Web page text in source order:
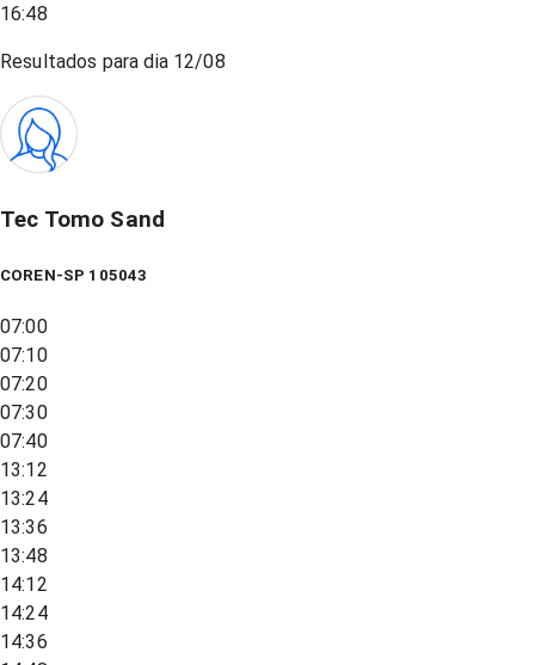
16:48
Resultados para dia 12/08
Tec Tomo Sand
COREN-SP 105043
07:00
07:10
07:20
07:30
07:40
13:12
13:24
13:36
13:48
14:12
14:24
14:36